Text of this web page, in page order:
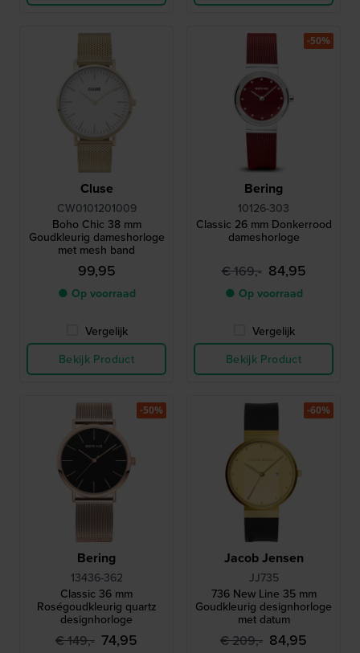
Cluse
CW0101201009
Boho Chic 38 mm
Goudkleurig dameshorloge
met mesh band
99,95
● Op voorraad
Vergelijk
Bekijk Product
Bering
10126-303
Classic 26 mm Donkerrood
dameshorloge
€ 169,- 84,95
● Op voorraad
Vergelijk
Bekijk Product
-50%
Bering
13436-362
Classic 36 mm
Roségoudkleurig quartz
designhorloge
€ 149,- 74,95
-50%
Jacob Jensen
JJ735
736 New Line 35 mm
Goudkleurig designhorloge
met datum
€ 209,- 84,95
-60%